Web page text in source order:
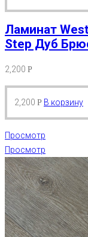
Ламинат
Step Дуб
2,200 Р
2,200 Р В корзину
Просмотр
Просмотр